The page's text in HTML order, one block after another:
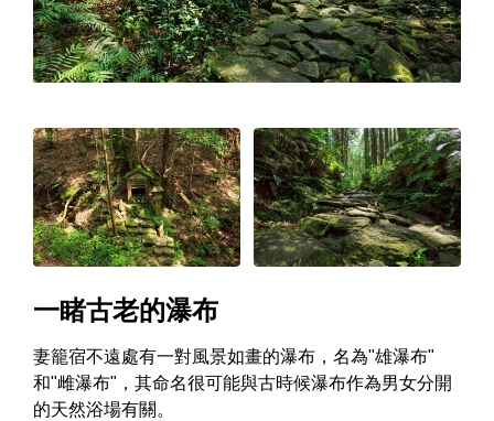
一睹古老的瀑布
妻籠宿不遠處有一對風景如畫的瀑布，名為"雄瀑布"
和"雌瀑布"，其命名很可能與古時候瀑布作為男女分開
的天然浴場有關。